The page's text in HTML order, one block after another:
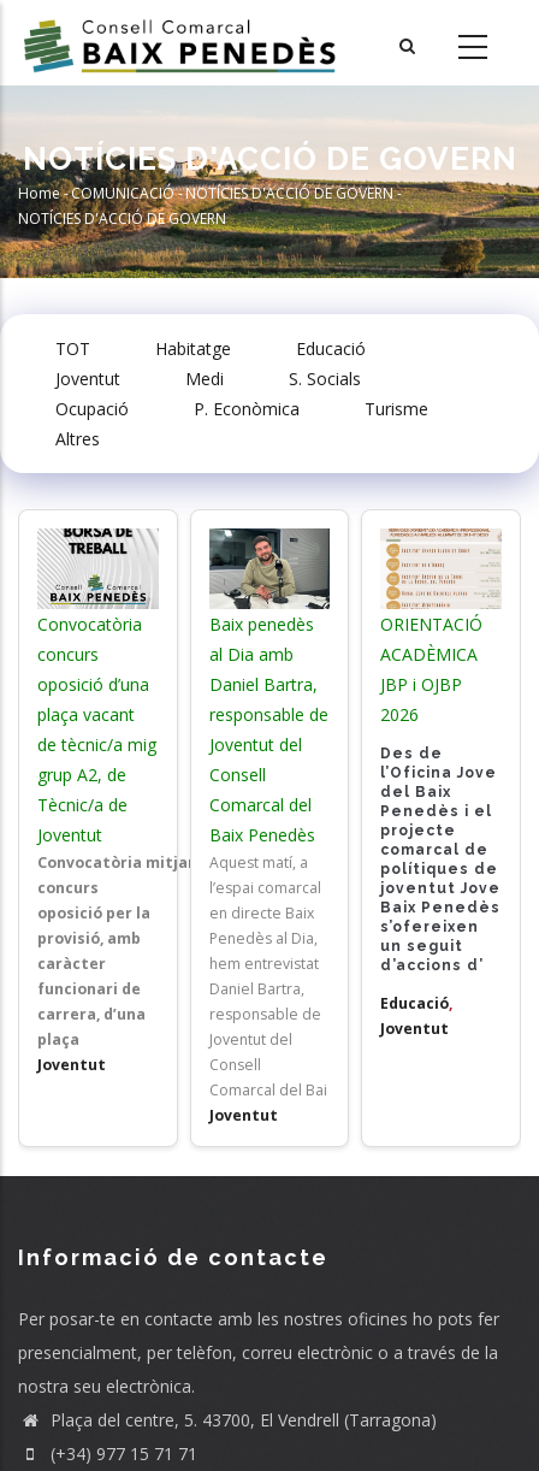
main
NOTÍCIES D'ACCIÓ DE GOVERN
Breadcrumb
Home-COMUNICACIÓ-NOTÍCIES D'ACCIÓ DE GOVERN-
NOTÍCIES D'ACCIÓ DE GOVERN
TOT Habitatge
Educació
Joventut
Medi
S. Socials
Ocupació
P. Econòmica
Turisme
Altres
Convocatòria
concurs
oposició d’una
plaça vacant
de tècnic/a mig
grup A2, de
Tècnic/a de
Joventut
Convocatòria mitjançant
concurs
oposició per la
provisió, amb
caràcter
funcionari de
carrera, d’una
plaça
Joventut
Baix penedès
al Dia amb
Daniel Bartra,
responsable de
Joventut del
Consell
Comarcal del
Baix Penedès
Aquest matí, a
l’espai comarcal
en directe Baix
Penedès al Dia,
hem entrevistat
Daniel Bartra,
responsable de
Joventut del
Consell
Comarcal del Bai
Joventut
ORIENTACIÓ
ACADÈMICA
JBP i OJBP
2026
Des de
l’Oficina Jove
del Baix
Penedès i el
projecte
comarcal de
polítiques de
joventut Jove
Baix Penedès
s’ofereixen
un seguit
d’accions d’
Educació,
Joventut
Informació de contacte
Per posar-te en contacte amb les nostres oficines ho pots fer
presencialment, per telèfon, correu electrònic o a través de la
nostra seu electrònica.
Plaça del centre, 5. 43700, El Vendrell (Tarragona)
(+34) 977 15 71 71